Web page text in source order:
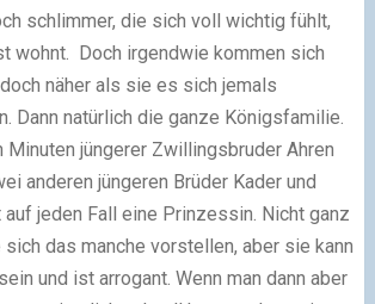
schlimmer, die sich voll wichtig fühlt,
wohnt. Doch irgendwie kommen sich
näher als sie es sich jemals
Dann natürlich die ganze Königsfamilie.
Minuten jüngerer Zwillingsbruder Ahren
anderen jüngeren Brüder Kader und
auf jeden Fall eine Prinzessin. Nicht ganz
das manche vorstellen, aber sie kann
und ist arrogant. Wenn man dann aber